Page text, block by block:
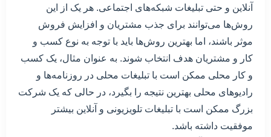
آنلاین و حتی تبلیغات شبکه‌های اجتماعی. هر یک از این
روش‌ها می‌توانند برای جذب مشتریان و افزایش فروش
موثر باشند، اما بهترین روش‌ها باید با توجه به نوع کسب و
کار و مشتریان هدف انتخاب شوند. به عنوان مثال، یک کسب
و کار محلی ممکن است با تبلیغات محلی در روزنامه‌ها و
رادیوهای محلی بهترین نتیجه را بگیرد، در حالی که یک شرکت
بزرگ ممکن است با تبلیغات تلویزیونی و آنلاین بیشتر
موفقیت داشته باشد.